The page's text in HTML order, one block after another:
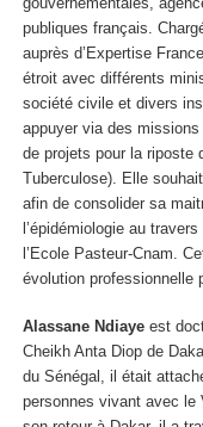
publiques français.
auprès d’Expertise
étroit avec différents
société civile et divers
appuyer via des
de projets pour la riposte
Tuberculose). Elle
afin de consolider sa
l’épidémiologie au
l’Ecole Pasteur-Cnam.
évolution professionnelle
Alassane Ndiaye est
Cheikh Anta Diop de
du Sénégal, il était
personnes vivant avec le